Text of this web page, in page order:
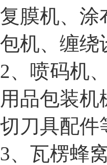
复膜机、涂
包机、缠绕
2、喷码机
用品包装
切刀具配件
3、瓦楞蜂